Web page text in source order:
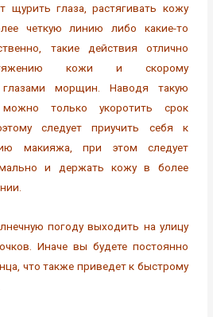
щурить глаза, растягивать кожу
четкую линию либо какие-то
такие действия отлично
кожи и скорому
морщин. Наводя такую
только укоротить срок
следует приучить себя к
макияжа, при этом следует
и держать кожу в более
погоду выходить на улицу
Иначе вы будете постоянно
что также приведет к быстрому